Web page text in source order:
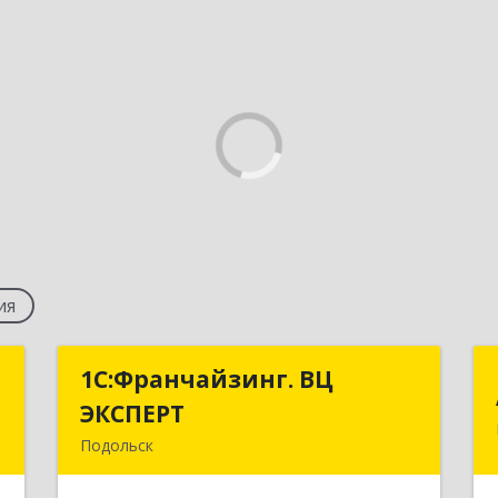
1С:Франчайзинг. ВЦ
ЭКСПЕРТ
Подольск
1С:Франчайзинг. ВЦ